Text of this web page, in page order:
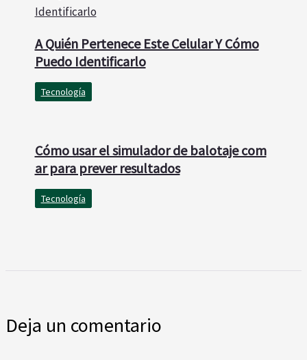
A Quién Pertenece Este Celular Y Cómo
Puedo Identificarlo
Tecnología
Cómo usar el simulador de balotaje com
ar para prever resultados
Tecnología
Deja un comentario